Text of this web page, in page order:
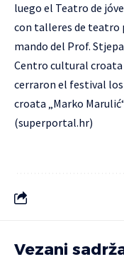
luego el Teatro de
con talleres de teatro
mando del Prof.
Centro cultural croata
cerraron el festival
croata „Marko
(superportal.hr)
Vezani